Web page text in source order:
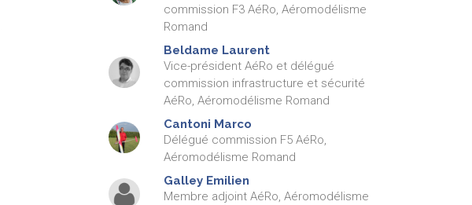
commission F3 AéRo, Aéromodélisme
Romand
Beldame Laurent
Vice-président AéRo et délégué
commission infrastructure et sécurité
AéRo, Aéromodélisme Romand
Cantoni Marco
Délégué commission F5 AéRo,
Aéromodélisme Romand
Galley Emilien
Membre adjoint AéRo, Aéromodélisme